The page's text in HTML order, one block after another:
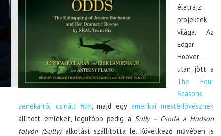
életrajzi
projektek
világa. Az
Edgar
Hoover
után jött a
The Four
Seasons
zenekarról csinált film, majd egy amerikai mesterlövésznek
állított emléket, legutóbb pedig a Sully – Csoda a Hudson
folyón (Sully)alkotást szállította le. Következő művében is